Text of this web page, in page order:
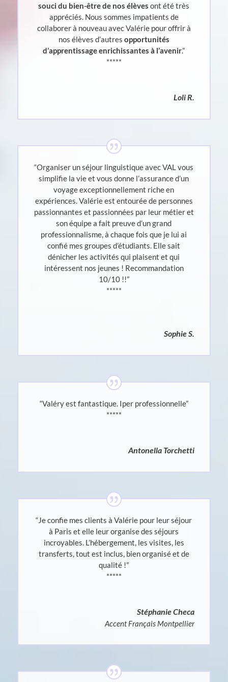
souci du bien-être de nos élèves ont été très
appréciés. Nous sommes impatients de
collaborer à nouveau avec Valérie pour offrir à
nos élèves d’autres opportunités
d’apprentissage enrichissantes à l’avenir.”
*****
Loli R.
“Organiser un séjour linguistique avec VAL vous
simplifie la vie et vous donne l’assurance d’un
voyage exceptionnellement riche en
expériences. Valérie est entourée de personnes
passionnantes et passionnées par leur métier et
son équipe a fait preuve d’un grand
professionnalisme, à chaque fois que je lui ai
confié mes groupes d’étudiants. Elle sait
dénicher les activités qui plaisent et qui
intéressent nos jeunes ! Recommandation
10/10 !!”
*****
Sophie S.
“Valéry est fantastique. Iper professionnelle”
*****
Antonella Torchetti
“Je confie mes clients à Valérie pour leur séjour
à Paris et elle leur organise des séjours
incroyables. L’hébergement, les visites, les
transferts, tout est inclus, bien organisé et de
qualité !”
*****
Stéphanie Checa
Accent Français Montpellier